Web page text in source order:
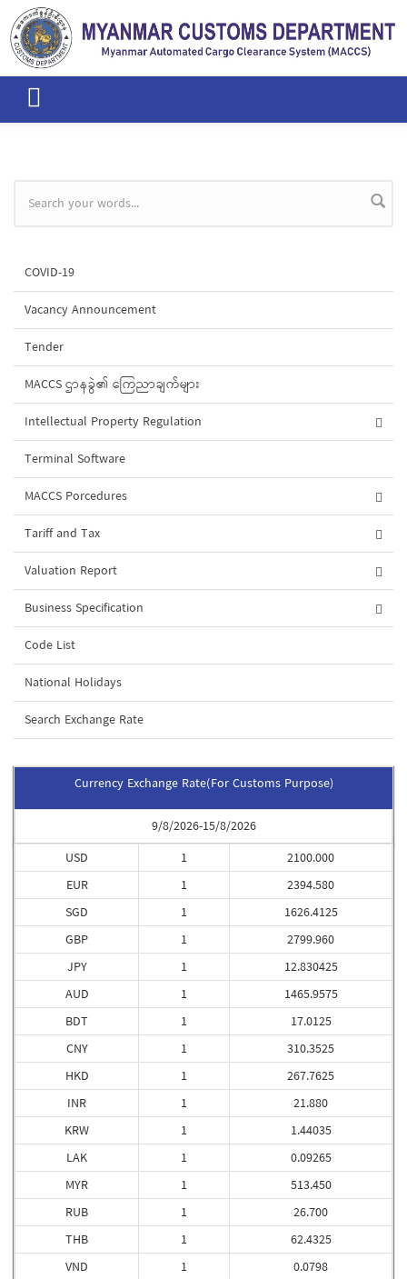
Skip to main content
Search form
COVID-19
Vacancy Announcement
Tender
MACCS ဌာနခွဲ၏ ကြေညာချက်များ
Intellectual Property Regulation
Terminal Software
MACCS Porcedures
Tariff and Tax
Valuation Report
Business Specification
Code List
National Holidays
Search Exchange Rate
Currency Exchange Rate(For Customs Purpose)
9/8/2026-15/8/2026
USD
EUR
SGD
GBP
JPY
AUD
BDT
CNY
HKD
INR
KRW
LAK
MYR
RUB
THB
VND
1
1
1
1
1
1
1
1
1
1
1
1
1
1
1
1
2100.000
2394.580
1626.4125
2799.960
12.830425
1465.9575
17.0125
310.3525
267.7625
21.880
1.44035
0.09265
513.450
26.700
62.4325
0.0798